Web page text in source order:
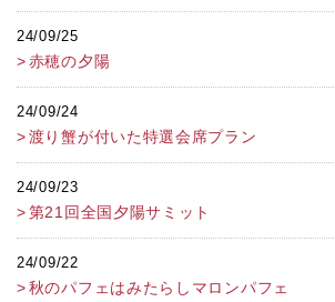
24/09/25
赤穂の夕陽
24/09/24
渡り蟹が付いた特選会席プラン
24/09/23
第21回全国夕陽サミット
24/09/22
秋のパフェはみたらしマロンパフェ